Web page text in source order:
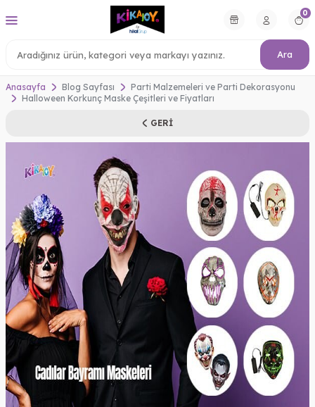
Ara
0
Anasayfa Blog Sayfası
Parti Malzemeleri ve Parti Dekorasyonu
Halloween Korkunç Maske Çeşitleri ve Fiyatları
GERI